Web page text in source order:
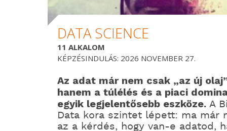
DATA SCIENCE
11 ALKALOM
KÉPZÉSINDULÁS: 2026 NOVEMBER 27.
Az adat már nem csak „az új
hanem a túlélés és a piaci
egyik legjelentősebb eszköze.A
Data kora szintet lépett: ma már
az a kérdés, hogy van-e adatod,